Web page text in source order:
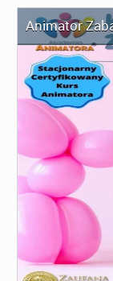
Animator